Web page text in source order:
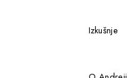
Izkušnje